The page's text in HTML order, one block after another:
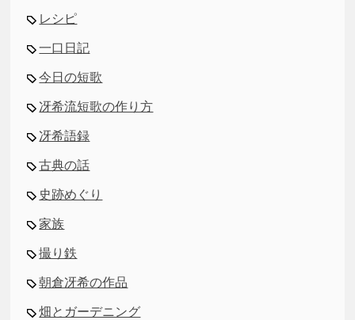
レシピ
一口日記
今日の短歌
冴希流短歌の作り方
冴希語録
古典の話
史跡めぐり
家族
撮り鉄
朝倉冴希の作品
畑とガーデニング